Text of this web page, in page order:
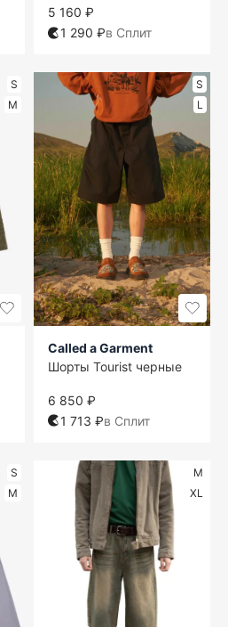
5 160 ₽
1 290 ₽в Сплит
S
M
S
L
Called a Garment
Шорты Tourist черные
6 850 ₽
1 713 ₽в Сплит
S
M
M
XL